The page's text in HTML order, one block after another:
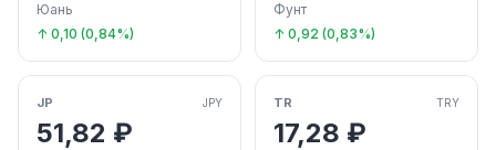
Юань
↑ 0,10 (0,84%)
Фунт
↑ 0,92 (0,83%)
JP JPY
51,82 ₽
TR TRY
17,28 ₽